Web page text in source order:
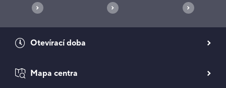
Otevírací doba
Mapa centra